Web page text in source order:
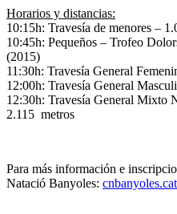
Horarios y distancias:
10:15h: Travesía de menores –
10:45h: Pequeños – Trofeo
(2015)
11:30h: Travesía General
12:00h: Travesía General
12:30h: Travesía General Mixto
2.115 metros
Para más información e
Natació Banyoles: cnbanyoles.cat